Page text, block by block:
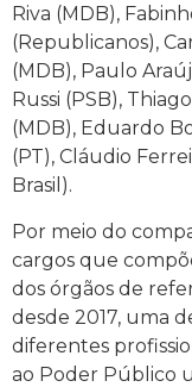
Riva (MDB),
(Republicanos),
(MDB), Paulo
Russi (PSB),
(MDB), Eduardo
(PT), Cláudio
Brasil).
Por meio do
cargos que
dos órgãos de
desde 2017, uma
diferentes
ao Poder Público